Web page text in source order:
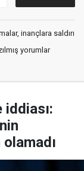
inançlara saldırı
yorumlar
iddiası: